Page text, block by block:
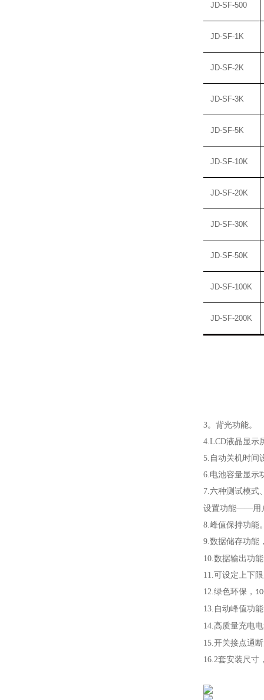
JD-SF-500
JD-SF-1K
JD-SF-2K
JD-SF-3K
JD-SF-5K
JD-SF-10K
JD-SF-20K
JD-SF-30K
JD-SF-50K
JD-SF-100K
JD-SF-200K
3。背光功能。
4.LCD液晶显示
5.自动关机时间
6.电池容量显示
7.六种测试模
设置功能——用
8.峰值保持功能
9.数据储存功能
10.数据输出功
11.可设定上下
12.绿色环保， 10
13.自动峰值功
14.高质量充电
15.开关接点通
16.2套安装尺寸